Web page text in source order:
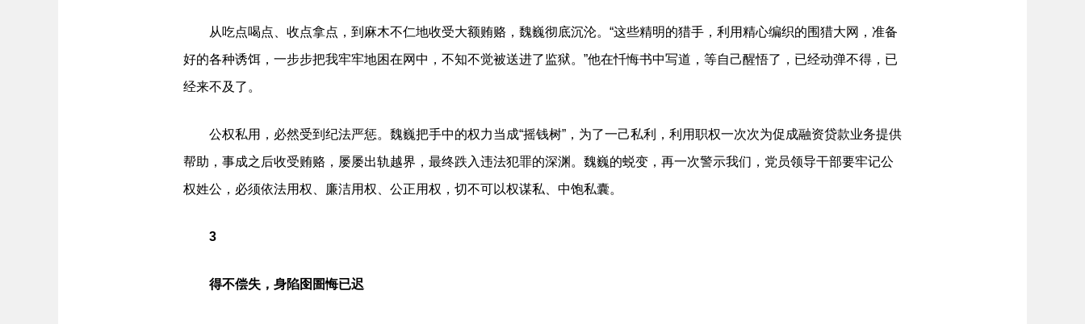
从吃点喝点、收点拿点，到麻木不仁地收受大额贿赂，魏巍彻底沉沦。“这些精明的猎手，利用精心编织的围猎大网，准备
好的各种诱饵，一步步把我牢牢地困在网中，不知不觉被送进了监狱。”他在忏悔书中写道，等自己醒悟了，已经动弹不得，已
经来不及了。
公权私用，必然受到纪法严惩。魏巍把手中的权力当成“摇钱树”，为了一己私利，利用职权一次次为促成融资贷款业务提供
帮助，事成之后收受贿赂，屡屡出轨越界，最终跌入违法犯罪的深渊。魏巍的蜕变，再一次警示我们，党员领导干部要牢记公
权姓公，必须依法用权、廉洁用权、公正用权，切不可以权谋私、中饱私囊。
3
得不偿失，身陷囹圄悔已迟